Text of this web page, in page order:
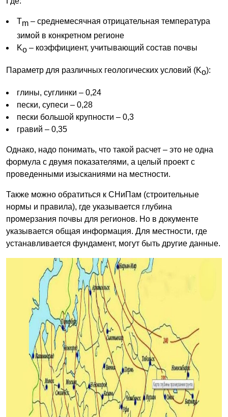
Tm – среднемесячная отрицательная температура
зимой в конкретном регионе
Ko – коэффициент, учитывающий состав почвы
Параметр для различных геологических условий (Ko):
глины, суглинки – 0,24
пески, супеси – 0,28
пески большой крупности – 0,3
гравий – 0,35
Однако, надо понимать, что такой расчет – это не одна
формула с двумя показателями, а целый проект с
проведенными изысканиями на местности.
Также можно обратиться к СНиПам (строительные
нормы и правила), где указывается глубина
промерзания почвы для регионов. Но в документе
указывается общая информация. Для местности, где
устанавливается фундамент, могут быть другие данные.